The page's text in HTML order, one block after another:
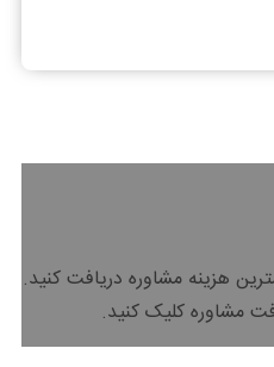
هزینه مشاوره دریافت کنید.
مشاوره کلیک کنید.